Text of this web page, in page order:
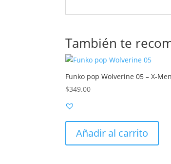
También te
Funko pop Wolverine 05 – X-
$349.00
Añadir al carrito